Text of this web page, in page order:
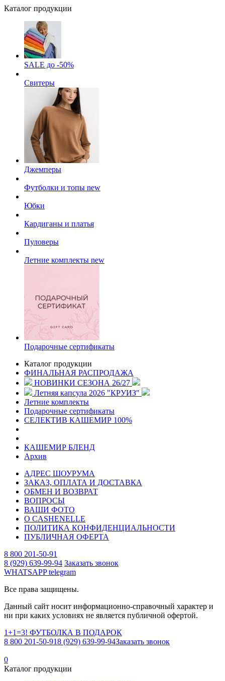
Каталог продукции
SALE до -50%
Свитеры
Джемперы
Футболки и топы new
Юбки
Кардиганы и платья
Пуловеры
Летние комплекты new
Подарочные сертификаты
Каталог продукции
ФИНАЛЬНАЯ РАСПРОДАЖА
НОВИНКИ СЕЗОНА 26/27
Летняя капсула 2026 "КРУИЗ"
Летние комплекты
Подарочные сертификаты
СЕЛЕКТИВ КАШЕМИР 100%
КАШЕМИР БЛЕНД
Архив
АДРЕС ШОУРУМА
ЗАКАЗ, ОПЛАТА И ДОСТАВКА
ОБМЕН И ВОЗВРАТ
ВОПРОСЫ
ВАШИ ФОТО
О CASHENELLE
ПОЛИТИКА КОНФИДЕНЦИАЛЬНОСТИ
ПУБЛИЧНАЯ ОФЕРТА
8 800 201-50-91
8 (929) 639-99-94 Заказать звонок
WHATSAPPtelegram
Все права защищены.
Данный сайт носит информационно-справочный характер и
ни при каких условиях не является публичной офертой.
1+1=3! ФУТБОЛКА В ПОДАРОК
8 800 201-50-918 (929) 639-99-94Заказать звонок
0
Каталог продукции